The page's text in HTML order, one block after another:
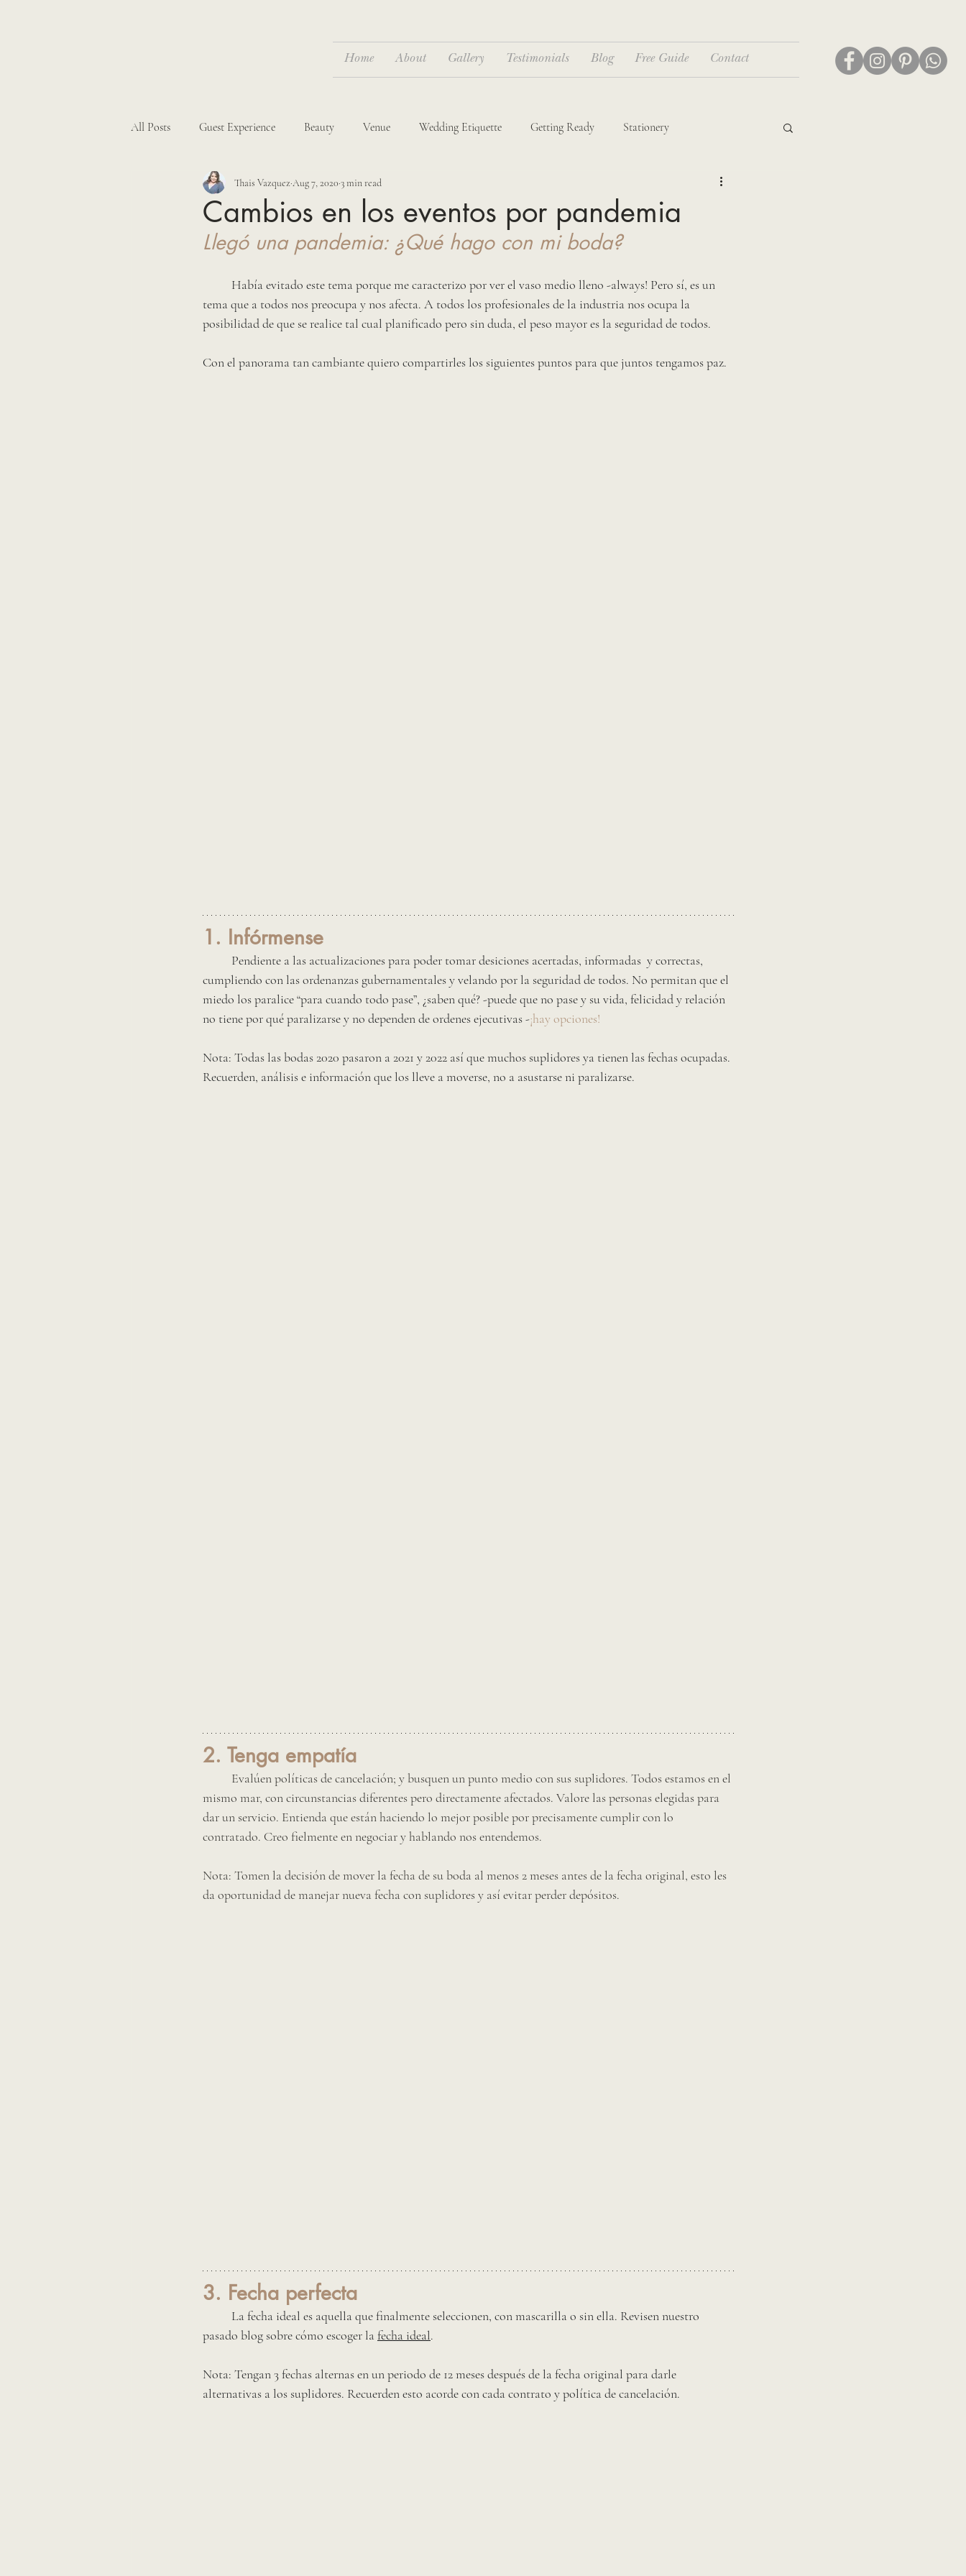
Home About Gallery Testimonials Blog Free Guide Contact
All Posts Guest Experience Beauty Venue Wedding Etiquette Getting Ready Stationery
Hacienda Weddings Real Weddings Destination Weddings
Cambios en los eventos por pandemia
Thais Vazquez Aug 7, 2020 3 min read
Llegó una pandemia: ¿Qué hago con mi boda?
Había evitado este tema porque me caracterizo por ver el vaso medio lleno -always! Pero sí, es un
tema que a todos nos preocupa y nos afecta. A todos los profesionales de la industria nos ocupa la
posibilidad de que se realice tal cual planificado pero sin duda, el peso mayor es la seguridad de todos.
Con el panorama tan cambiante quiero compartirles los siguientes puntos para que juntos tengamos paz.
1. Infórmense
Pendiente a las actualizaciones para poder tomar desiciones acertadas, informadas  y correctas,
cumpliendo con las ordenanzas gubernamentales y velando por la seguridad de todos. No permitan que el
miedo los paralice “para cuando todo pase”, ¿saben qué? -puede que no pase y su vida, felicidad y relación
no tiene por qué paralizarse y no dependen de ordenes ejecutivas -¡hay opciones!
Nota: Todas las bodas 2020 pasaron a 2021 y 2022 así que muchos suplidores ya tienen las fechas ocupadas.
Recuerden, análisis e información que los lleve a moverse, no a asustarse ni paralizarse.
2. Tenga empatía
Evalúen políticas de cancelación; y busquen un punto medio con sus suplidores. Todos estamos en el
mismo mar, con circunstancias diferentes pero directamente afectados. Valore las personas elegidas para
dar un servicio. Entienda que están haciendo lo mejor posible por precisamente cumplir con lo
contratado. Creo fielmente en negociar y hablando nos entendemos.
Nota: Tomen la decisión de mover la fecha de su boda al menos 2 meses antes de la fecha original, esto les
da oportunidad de manejar nueva fecha con suplidores y así evitar perder depósitos.
3. Fecha perfecta
La fecha ideal es aquella que finalmente seleccionen, con mascarilla o sin ella. Revisen nuestro
pasado blog sobre cómo escoger la fecha ideal.
Nota: Tengan 3 fechas alternas en un periodo de 12 meses después de la fecha original para darle
alternativas a los suplidores. Recuerden esto acorde con cada contrato y política de cancelación.